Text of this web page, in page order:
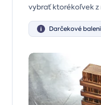
vybrať ktorékoľvek z
Darčekové